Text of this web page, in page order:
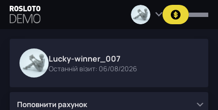
Lucky-winner_007
Останній візит: 06/08/2026
Поповнити рахунок